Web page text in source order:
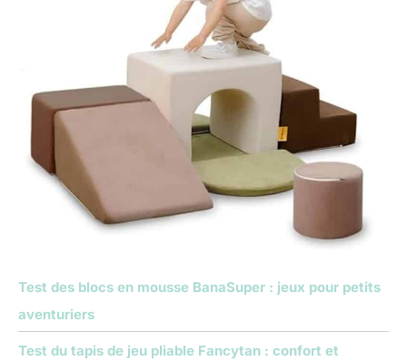
Test des blocs en mousse BanaSuper : jeux pour petits
aventuriers
Test du tapis de jeu pliable Fancytan : confort et